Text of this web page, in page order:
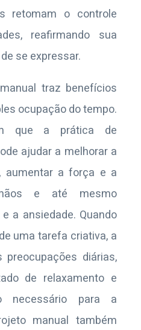
retomam o controle
reafirmando sua
se expressar.
traz benefícios
ocupação do tempo.
que a prática de
ajudar a melhorar a
aumentar a força e a
e até mesmo
a ansiedade. Quando
uma tarefa criativa, a
diárias,
de relaxamento e
necessário para a
manual também